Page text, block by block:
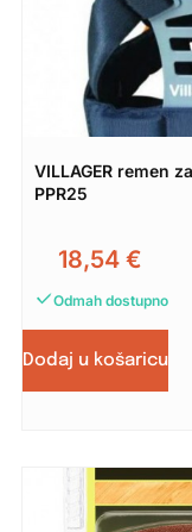
VILLAGER remen
PPR25
18,54 €
Odmah dostupno
Dodaj u košaricu